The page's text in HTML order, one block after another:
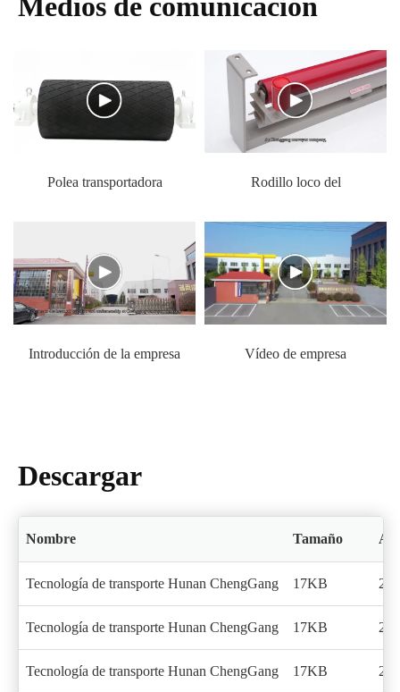
Medios de comunicación
Polea transportadora
Rodillo loco del
Introducción de la empresa Vídeo de empresa
Descargar
Nombre Tamaño
Tecnología de transporte Hunan ChengGang 17KB
Tecnología de transporte Hunan ChengGang 17KB
Tecnología de transporte Hunan ChengGang 17KB